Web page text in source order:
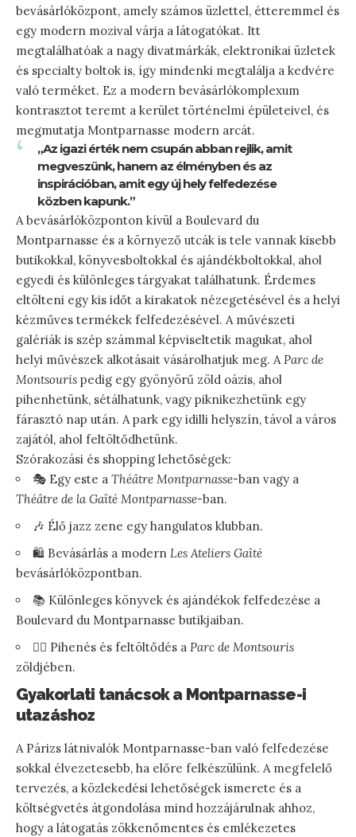
bevásárlóközpont, amely számos üzlettel, étteremmel és
egy modern mozival várja a látogatókat. Itt
megtalálhatóak a nagy divatmárkák, elektronikai üzletek
és specialty boltok is, így mindenki megtalálja a kedvére
való terméket. Ez a modern bevásárlókomplexum
kontrasztot teremt a kerület történelmi épületeivel, és
megmutatja Montparnasse modern arcát.
„Az igazi érték nem csupán abban rejlik, amit
megveszünk, hanem az élményben és az
inspirációban, amit egy új hely felfedezése
közben kapunk.”
A bevásárlóközponton kívül a Boulevard du
Montparnasse és a környező utcák is tele vannak kisebb
butikokkal, könyvesboltokkal és ajándékboltokkal, ahol
egyedi és különleges tárgyakat találhatunk. Érdemes
eltölteni egy kis időt a kirakatok nézegetésével és a helyi
kézműves termékek felfedezésével. A művészeti
galériák is szép számmal képviseltetik magukat, ahol
helyi művészek alkotásait vásárolhatjuk meg. AParc de
Montsouris pedig egy gyönyörű zöld oázis, ahol
pihenhetünk, sétálhatunk, vagy piknikezhetünk egy
fárasztó nap után. A park egy idilli helyszín, távol a város
zajától, ahol feltöltődhetünk.
Szórakozási és shopping lehetőségek:
🎭 Egy este a Théâtre Montparnasse-ban vagy a
Théâtre de la Gaîté Montparnasse-ban.
🎶 Élő jazz zene egy hangulatos klubban.
🛍️ Bevásárlás a modern Les Ateliers Gaîté
bevásárlóközpontban.
📚 Különleges könyvek és ajándékok felfedezése a
Boulevard du Montparnasse butikjaiban.
🧘‍♀️ Pihenés és feltöltődés a Parc de Montsouris
zöldjében.
Gyakorlati tanácsok a Montparnasse-i
utazáshoz
A Párizs látnivalók Montparnasse-ban való felfedezése
sokkal élvezetesebb, ha előre felkészülünk. A megfelelő
tervezés, a közlekedési lehetőségek ismerete és a
költségvetés átgondolása mind hozzájárulnak ahhoz,
hogy a látogatás zökkenőmentes és emlékezetes